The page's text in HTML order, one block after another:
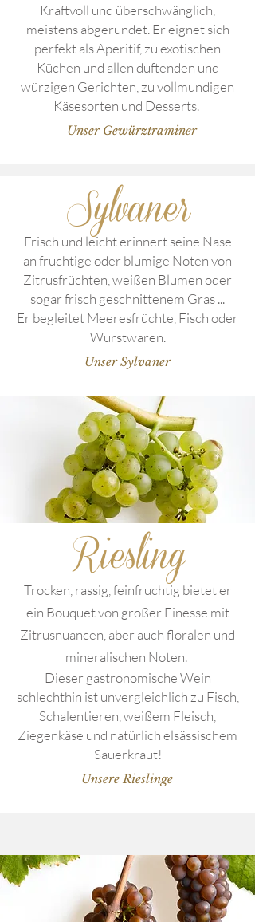
Kraftvoll und überschwänglich,
meistens abgerundet. Er eignet sich
perfekt als Aperitif, zu exotischen
Küchen und allen duftenden und
würzigen Gerichten, zu vollmundigen
Käsesorten und Desserts.
Unser Gewürztraminer
Sylvaner
Frisch und leicht erinnert seine Nase
an fruchtige oder blumige Noten von
Zitrusfrüchten, weißen Blumen oder
sogar frisch geschnittenem Gras ...
Er begleitet Meeresfrüchte, Fisch oder
Wurstwaren.
Unser Sylvaner
Riesling
Trocken, rassig, feinfruchtig bietet er
ein Bouquet von großer Finesse mit
Zitrusnuancen, aber auch floralen und
mineralischen Noten.
Dieser gastronomische Wein
schlechthin ist unvergleichlich zu Fisch,
Schalentieren, weißem Fleisch,
Ziegenkäse und natürlich elsässischem
Sauerkraut!
Unsere Rieslinge